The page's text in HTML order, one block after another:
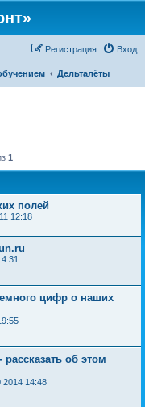
Вход
Регистрация
Дельталёты
1
полей
12:18
цифр о наших
об этом
2014 14:48